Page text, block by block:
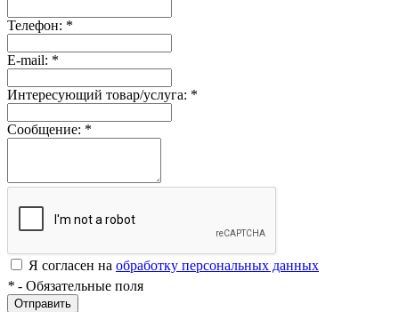
Телефон: *
E-mail: *
Интересующий товар/услуга: *
Сообщение: *
Я согласен на обработку персональных данных
* - Обязательные поля
Отправить